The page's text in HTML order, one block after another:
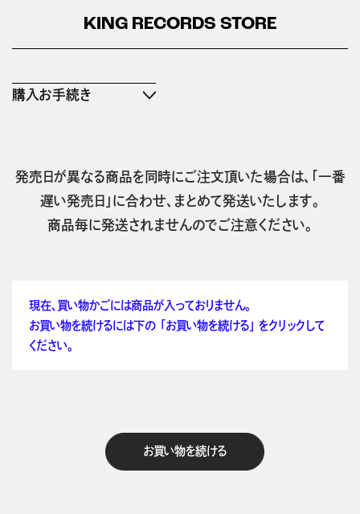
KING RECORDS STORE
購入お手続き
発売日が異なる商品を同時にご注文頂いた場合は、「一番
遅い発売日」に合わせ、まとめて発送いたします。
商品毎に発送されませんのでご注意ください。
現在、買い物かごには商品が入っておりません。
お買い物を続けるには下の 「お買い物を続ける」 をクリックして
ください。
お買い物を続ける